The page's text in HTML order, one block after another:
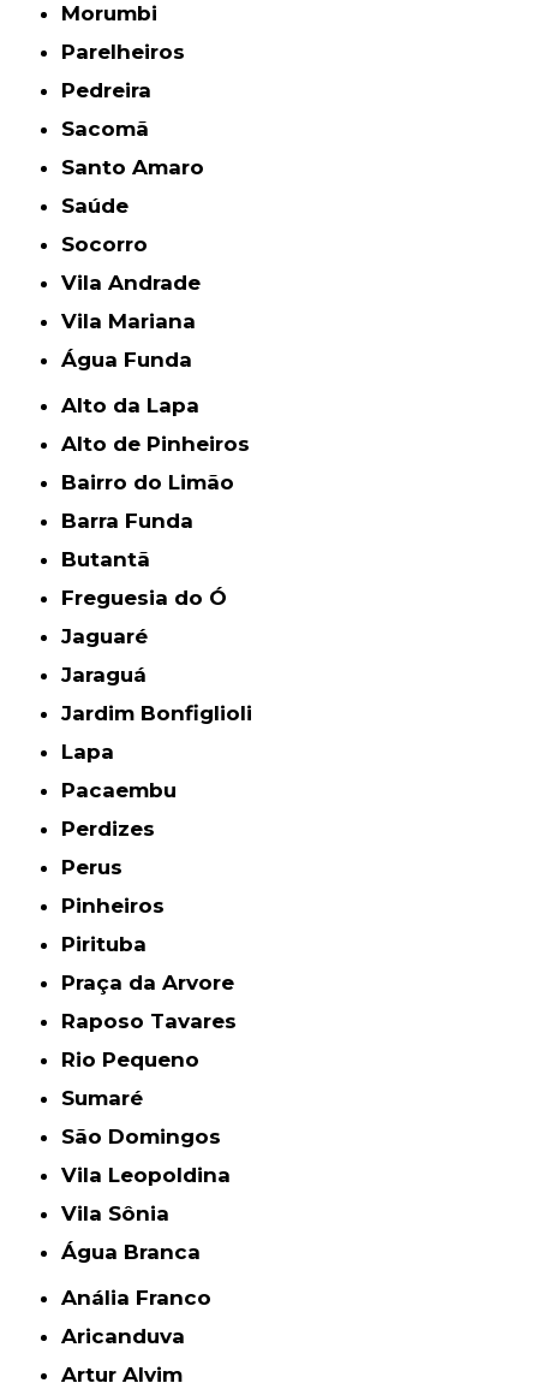
Morumbi
Parelheiros
Pedreira
Sacomã
Santo Amaro
Saúde
Socorro
Vila Andrade
Vila Mariana
Água Funda
Alto da Lapa
Alto de Pinheiros
Bairro do Limão
Barra Funda
Butantã
Freguesia do Ó
Jaguaré
Jaraguá
Jardim Bonfiglioli
Lapa
Pacaembu
Perdizes
Perus
Pinheiros
Pirituba
Praça da Arvore
Raposo Tavares
Rio Pequeno
Sumaré
São Domingos
Vila Leopoldina
Vila Sônia
Água Branca
Anália Franco
Aricanduva
Artur Alvim